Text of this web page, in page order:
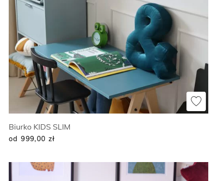
Biurko KIDS SLIM
od 999,00zł